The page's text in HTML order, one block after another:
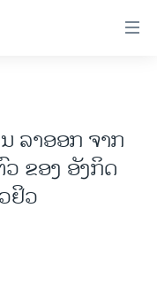
ລາ​ອອກ​ ຈາກ​
ຂອງ ​ອັງ​ກິດ
ຢິວ